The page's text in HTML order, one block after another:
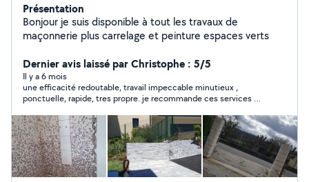
Présentation
Bonjour je suis disponible à tout les travaux de
maçonnerie plus carrelage et peinture espaces verts
Dernier avis laissé par Christophe : 5/5
Il y a 6 mois
une efficacité redoutable, travail impeccable minutieux ,
ponctuelle, rapide, tres propre. je recommande ces services a